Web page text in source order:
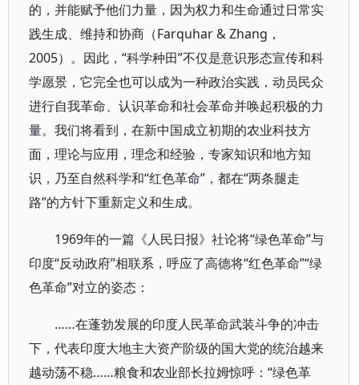
的，并能赋予他们力量，因为权力和生命通过日常实
践生成、维持和协商（Farquhar & Zhang，
2005）。因此，“科学种田”不仅是意识形态宣传和科
学愿景，它完全也可以成为一种政治实践，动员民众
进行自我革命、认识革命和社会革命并唤起积极的力
量。我们将看到，在新中国成立初期的农业科技方
面，理论与应用，理念和经验，专家知识和地方知
识，乃至自然科学和“红色革命”，都在“两条腿走
路”的方针下重新定义和生成。
1969年的一篇《人民日报》社论将“绿色革命”与
印度“反动政府”相联系，呼应了高德将“红色革命”“绿
色革命”对立的姿态：
……在蓬勃发展的印度人民革命武装斗争的冲击
下，代表印度大地主大资产阶级的国大党的统治越来
越动荡不稳……粮食和农业部长拉姆惊呼：“绿色革